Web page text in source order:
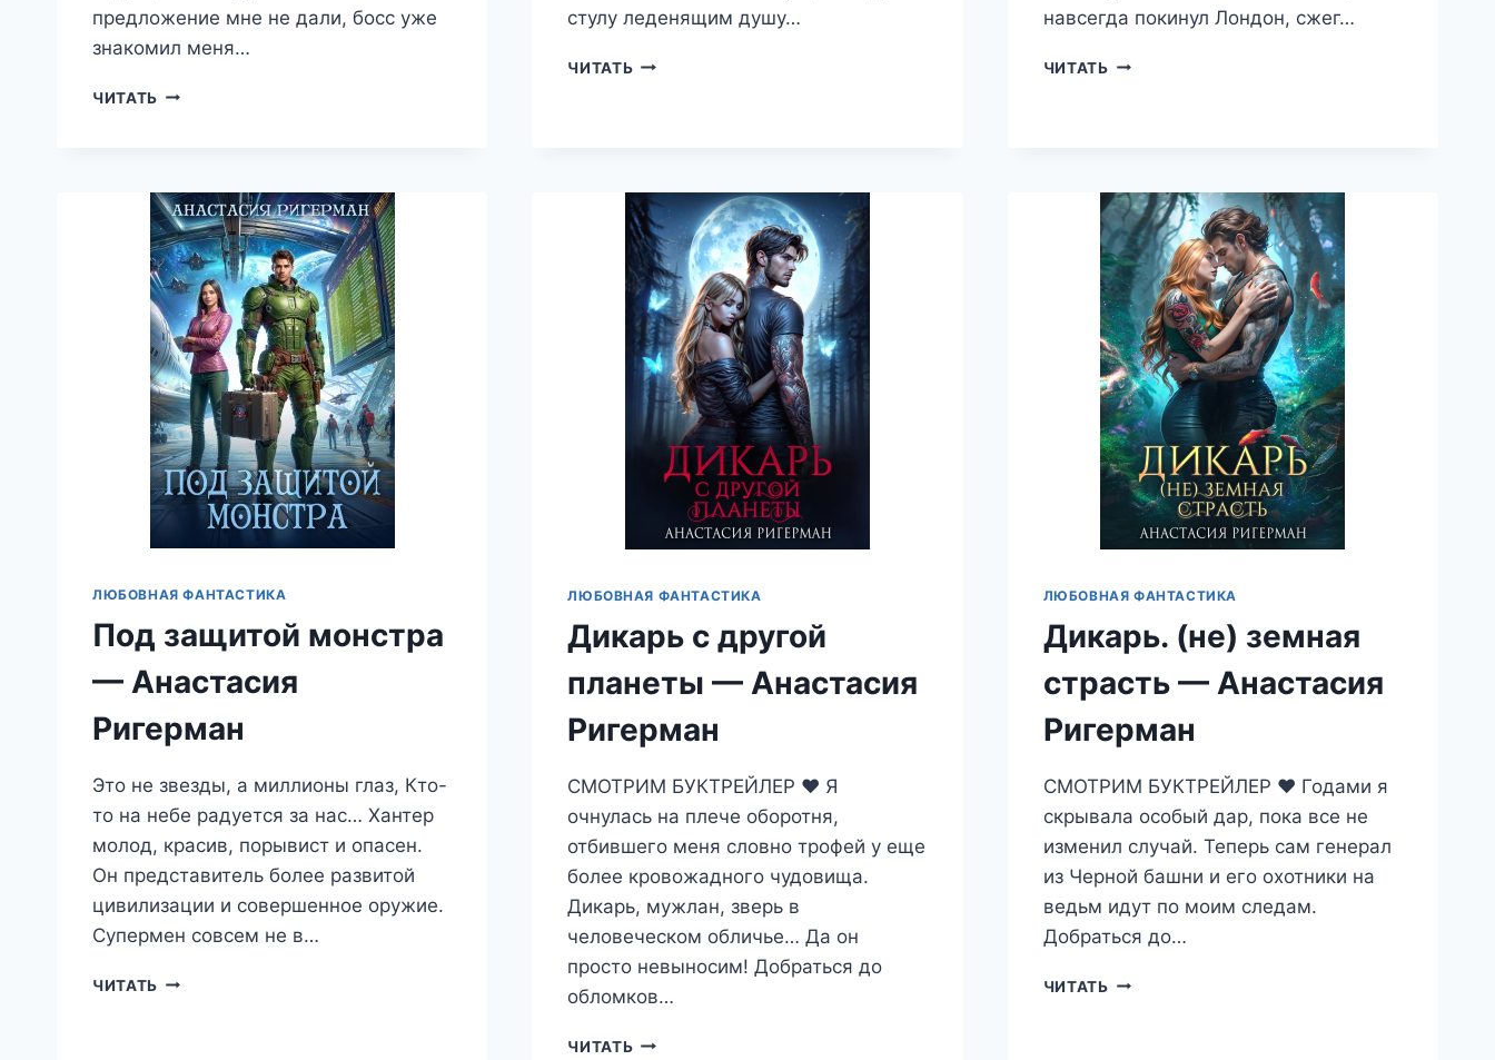
предложение мне не дали, босс уже
знакомил меня…
ЧИТАТЬ ВАСИЛИСА
АНАСТАСИЯ
РИГЕРМАН
стулу леденящим душу…
ЧИТАТЬ ДРАКОН
РИГЕРМАН
навсегда покинул Лондон, сжег…
ЧИТАТЬ АНГЛИЙСКИЙ
РИГЕРМАН
ЛЮБОВНАЯ ФАНТАСТИКА
Под защитой монстра
— Анастасия
Ригерман
Это не звезды, а миллионы глаз, Кто-
то на небе радуется за нас… Хантер
молод, красив, порывист и опасен.
Он представитель более развитой
цивилизации и совершенное оружие.
Супермен совсем не в…
ЧИТАТЬ ПОД
ЛЮБОВНАЯ ФАНТАСТИКА
Дикарь с другой
планеты — Анастасия
Ригерман
СМОТРИМ БУКТРЕЙЛЕР ❤️ Я
очнулась на плече оборотня,
отбившего меня словно трофей у еще
более кровожадного чудовища.
Дикарь, мужлан, зверь в
человеческом обличье… Да он
просто невыносим! Добраться до
обломков…
ЧИТАТЬ ДИКАРЬ
ЛЮБОВНАЯ ФАНТАСТИКА
Дикарь. (не) земная
страсть — Анастасия
Ригерман
СМОТРИМ БУКТРЕЙЛЕР ❤️ Годами я
скрывала особый дар, пока все не
изменил случай. Теперь сам генерал
из Черной башни и его охотники на
ведьм идут по моим следам.
Добраться до…
ЧИТАТЬ ДИКАРЬ.